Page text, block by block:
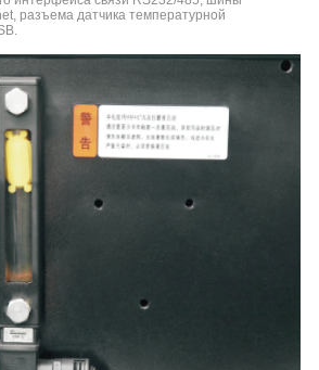
разъема датчика температурной